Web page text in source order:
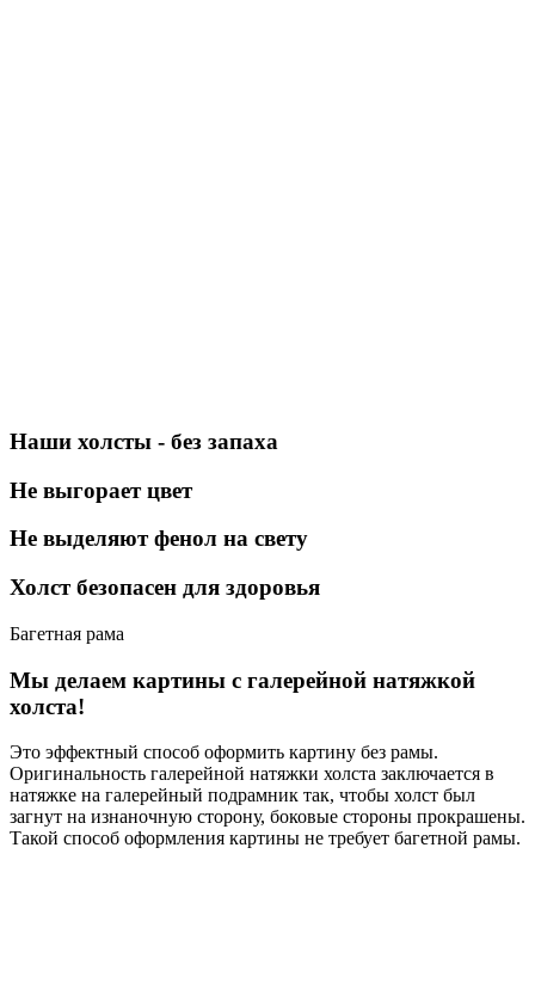
Наши холсты - без запаха
Не выгорает цвет
Не выделяют фенол на свету
Холст безопасен для здоровья
Багетная рама
Мы делаем картины с галерейной натяжкой
холста!
Это эффектный способ оформить картину без рамы.
Оригинальность галерейной натяжки холста заключается в
натяжке на галерейный подрамник так, чтобы холст был
загнут на изнаночную сторону, боковые стороны прокрашены.
Такой способ оформления картины не требует багетной рамы.